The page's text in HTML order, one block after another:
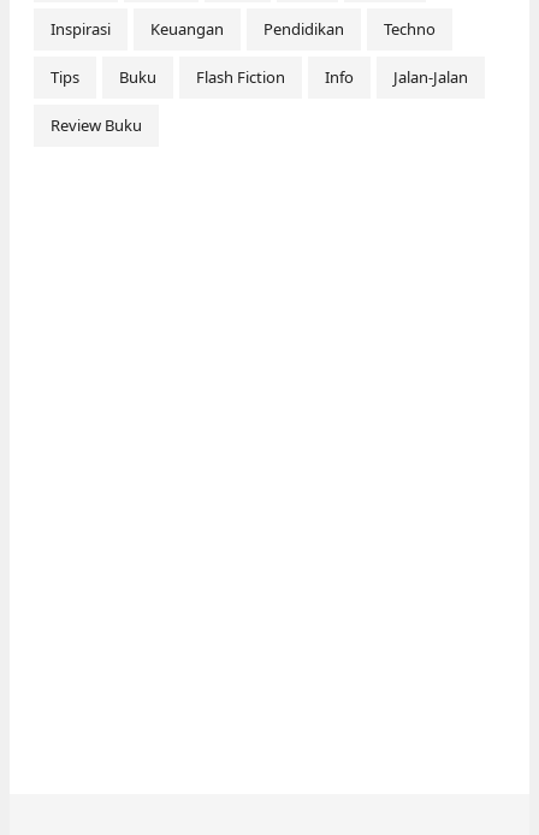
Inspirasi Keuangan Pendidikan Techno
Tips Buku Flash Fiction Info Jalan-Jalan
Review Buku